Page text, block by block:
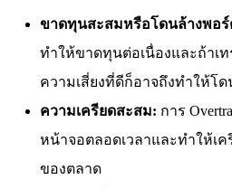
ขาดทุนสะสมหรือโดนล้างพอร์
ทำให้ขาดทุนต่อเนื่องและถ้าเ
ความเสี่ยงที่ดีก็อาจถึงทำให้โ
ความเครียดสะสม: การ
หน้าจอตลอดเวลาและทำให้เ
ของตลาด